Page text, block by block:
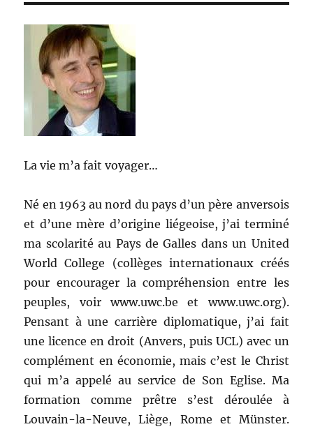
Année
La vie m’a fait voyager…
Né en 1963 au nord du pays d’un père anversois
et d’une mère d’origine liégeoise, j’ai terminé
ma scolarité au Pays de Galles dans un United
World College (collèges internationaux créés
pour encourager la compréhension entre les
peuples, voir www.uwc.be et www.uwc.org).
Pensant à une carrière diplomatique, j’ai fait
une licence en droit (Anvers, puis UCL) avec un
complément en économie, mais c’est le Christ
qui m’a appelé au service de Son Eglise. Ma
formation comme prêtre s’est déroulée à
Louvain-la-Neuve, Liège, Rome et Münster.